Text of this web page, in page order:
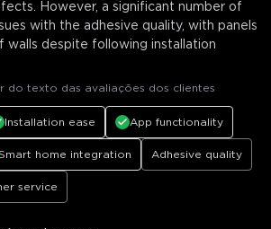
However, a significant number of
with the adhesive quality, with panels
walls despite following installation
do texto das avaliações dos clientes
Installation ease App functionality
Smart home integration Adhesive quality
service